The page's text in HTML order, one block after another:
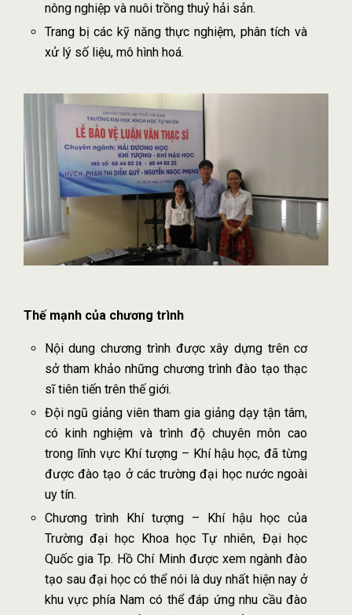
nông nghiệp và nuôi trồng thuỷ hải sản.
Trang bị các kỹ năng thực nghiệm, phân tích và
xử lý số liệu, mô hình hoá.
Thế mạnh của chương trình
Nội dung chương trình được xây dựng trên cơ
sở tham khảo những chương trình đào tạo thạc
sĩ tiên tiến trên thế giới.
Đội ngũ giảng viên tham gia giảng dạy tận tâm,
có kinh nghiệm và trình độ chuyên môn cao
trong lĩnh vực Khí tượng – Khí hậu học, đã từng
được đào tạo ở các trường đại học nước ngoài
uy tín.
Chương trình Khí tượng – Khí hậu học của
Trường đại học Khoa học Tự nhiên, Đại học
Quốc gia Tp. Hồ Chí Minh được xem ngành đào
tạo sau đại học có thể nói là duy nhất hiện nay ở
khu vực phía Nam có thể đáp ứng nhu cầu đào